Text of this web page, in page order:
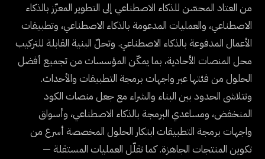
من العتاد المحسّن للذكاء الاصطناعي إلى التطوير المعزّز بالذكاء
الاصطناعي، والعمليات المدعومة بالذكاء الاصطناعي، وتطبيقات
الأعمال المدفوعة بالذكاء الاصطناعي. وتحلّ البنية القابلة للتركيب
محل المنصات الأحادية، بما يمكّن المؤسسات من تجميع أفضل
الحلول من فئتها عبر واجهات برمجة التطبيقات والأحداث.
وتتلاشى الحدود بين البناء والشراء مع جعل منصات الكود
المنخفض، ومساعدي البرمجة بالذكاء الاصطناعي، وأسواق
واجهات برمجة التطبيقات ابتكار الحلول المخصصة أسرع من
تكوين المنتجات الجاهزة. كما تقلّل العمليات المستقلة —